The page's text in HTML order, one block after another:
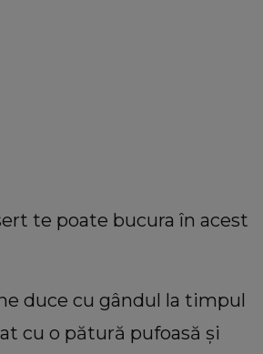
te poate bucura în acest
duce cu gândul la timpul
cu o pătură pufoasă și